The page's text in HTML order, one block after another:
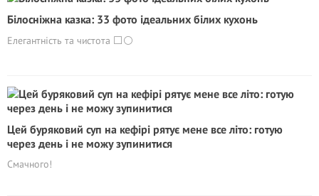
Білосніжна казка: 33 фото ідеальних білих кухонь
Елегантність та чистота ⬜️⚪️
Цей буряковий суп на кефірі рятує мене все літо: готую
через день і не можу зупинитися
Смачного!